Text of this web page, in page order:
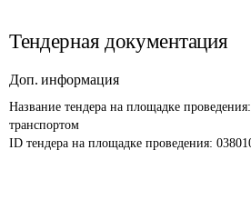
Тендерная документация
Доп. информация
Название тендера на площадке проведения:
транспортом
ID тендера на площадке проведения: